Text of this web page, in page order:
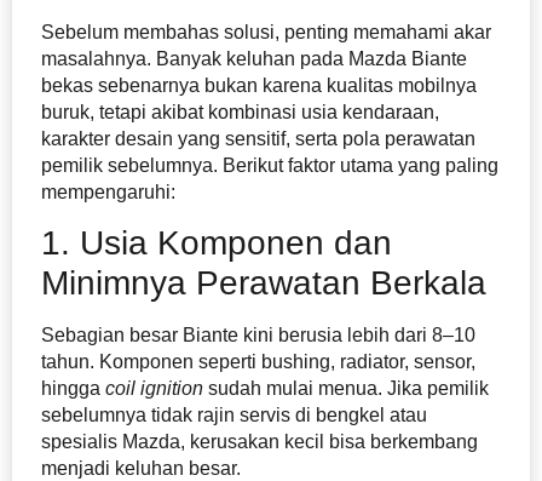
Sebelum membahas solusi, penting memahami akar
masalahnya. Banyak keluhan pada Mazda Biante
bekas sebenarnya bukan karena kualitas mobilnya
buruk, tetapi akibat kombinasi usia kendaraan,
karakter desain yang sensitif, serta pola perawatan
pemilik sebelumnya. Berikut faktor utama yang paling
mempengaruhi:
1. Usia Komponen dan
Minimnya Perawatan Berkala
Sebagian besar Biante kini berusia lebih dari 8–10
tahun. Komponen seperti bushing, radiator, sensor,
hingga coil ignition sudah mulai menua. Jika pemilik
sebelumnya tidak rajin servis di bengkel atau
spesialis Mazda, kerusakan kecil bisa berkembang
menjadi keluhan besar.